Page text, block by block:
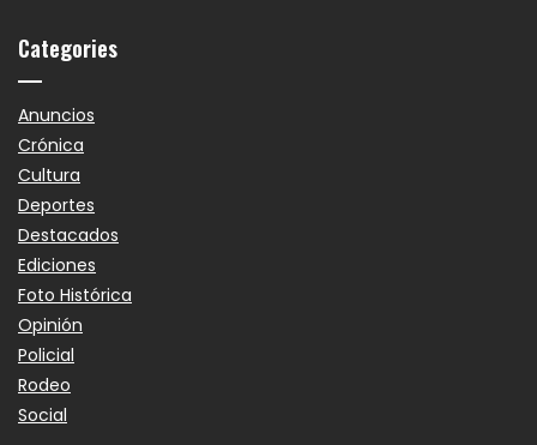
Categories
Anuncios
Crónica
Cultura
Deportes
Destacados
Ediciones
Foto Histórica
Opinión
Policial
Rodeo
Social